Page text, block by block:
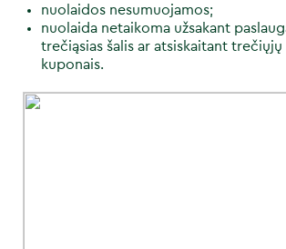
nuolaidos nesumuojamos;
nuolaida netaikoma užsakant
trečiąsias šalis ar atsiskaitant trečiųjų
kuponais.